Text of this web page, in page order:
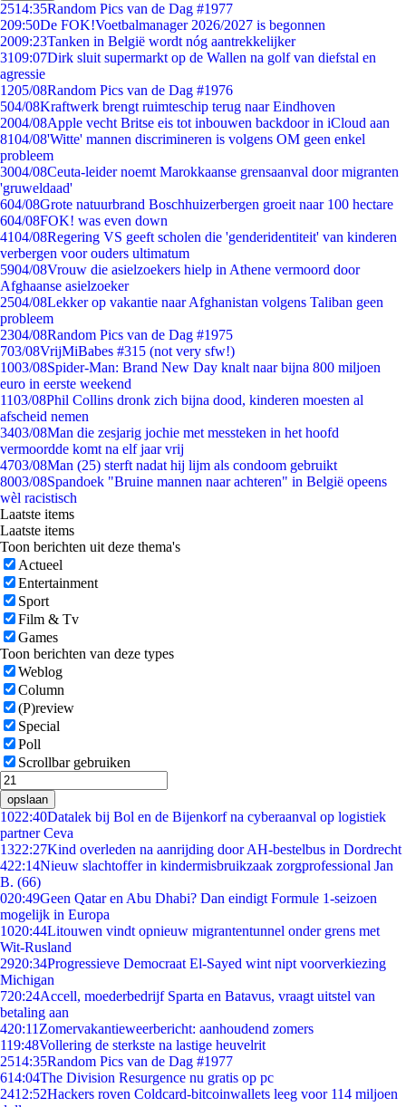
2514:35Random Pics van de Dag #1977
209:50De FOK!Voetbalmanager 2026/2027 is begonnen
2009:23Tanken in België wordt nóg aantrekkelijker
3109:07Dirk sluit supermarkt op de Wallen na golf van diefstal en
agressie
1205/08Random Pics van de Dag #1976
504/08Kraftwerk brengt ruimteschip terug naar Eindhoven
2004/08Apple vecht Britse eis tot inbouwen backdoor in iCloud aan
8104/08'Witte' mannen discrimineren is volgens OM geen enkel
probleem
3004/08Ceuta-leider noemt Marokkaanse grensaanval door migranten
'gruweldaad'
604/08Grote natuurbrand Boschhuizerbergen groeit naar 100 hectare
604/08FOK! was even down
4104/08Regering VS geeft scholen die 'genderidentiteit' van kinderen
verbergen voor ouders ultimatum
5904/08Vrouw die asielzoekers hielp in Athene vermoord door
Afghaanse asielzoeker
2504/08Lekker op vakantie naar Afghanistan volgens Taliban geen
probleem
2304/08Random Pics van de Dag #1975
703/08VrijMiBabes #315 (not very sfw!)
1003/08Spider-Man: Brand New Day knalt naar bijna 800 miljoen
euro in eerste weekend
1103/08Phil Collins dronk zich bijna dood, kinderen moesten al
afscheid nemen
3403/08Man die zesjarig jochie met messteken in het hoofd
vermoordde komt na elf jaar vrij
4703/08Man (25) sterft nadat hij lijm als condoom gebruikt
8003/08Spandoek "Bruine mannen naar achteren" in België opeens
wèl racistisch
Laatste items
Laatste items
Toon berichten uit deze thema's
Actueel
Entertainment
Sport
Film & Tv
Games
Toon berichten van deze types
Weblog
Column
(P)review
Special
Poll
Scrollbar gebruiken
opslaan
1022:40Datalek bij Bol en de Bijenkorf na cyberaanval op logistiek
partner Ceva
1322:27Kind overleden na aanrijding door AH-bestelbus in Dordrecht
422:14Nieuw slachtoffer in kindermisbruikzaak zorgprofessional Jan
B. (66)
020:49Geen Qatar en Abu Dhabi? Dan eindigt Formule 1-seizoen
mogelijk in Europa
1020:44Litouwen vindt opnieuw migrantentunnel onder grens met
Wit-Rusland
2920:34Progressieve Democraat El-Sayed wint nipt voorverkiezing
Michigan
720:24Accell, moederbedrijf Sparta en Batavus, vraagt uitstel van
betaling aan
420:11 Zomervakantieweerbericht: aanhoudend zomers
119:48Vollering de sterkste na lastige heuvelrit
2514:35Random Pics van de Dag #1977
614:04The Division Resurgence nu gratis op pc
2412:52Hackers roven Coldcard-bitcoinwallets leeg voor 114 miljoen